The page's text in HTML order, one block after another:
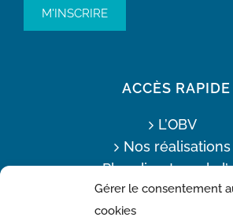
Gérer le consentement
cookies
ACCÈS RAPIDE
L’OBV
Nos réalisations
Plan directeur de
Offres d’emploi